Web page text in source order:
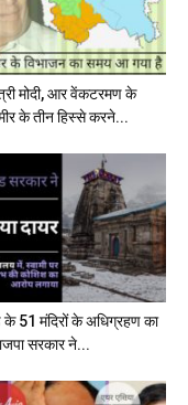
मोदी, आर वेंकटरमण के
के तीन हिस्से करने...
के 51 मंदिरों के अधिग्रहण का
सरकार ने...